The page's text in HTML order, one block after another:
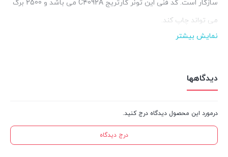
سازگار است. کد فنی این تونر کارتریج C4092A می باشد و 2500 برگ
می تواند چاپ کند.
کارتریج ها همیشه فقط در پرینترهای خاصی کار می کنند و اگر در
و سفید) اچ پی زیر به کار برید:
HP LaserJet 1100
, 1100a AiO, 1100axi AiO, 1100se, 1100se AiO ,1100xi,
3200, 3200m, 3200se
نمایش بیشتر
دیدگاهها
درمورد این محصول دیدگاه درج کنید.
درج دیدگاه